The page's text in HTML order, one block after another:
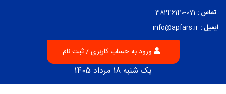
تماس : 071-38246140
ایمیل : info@apfars.ir
ورود به حساب کاربری / ثبت نام
یک شنبه 18 مرداد 1405